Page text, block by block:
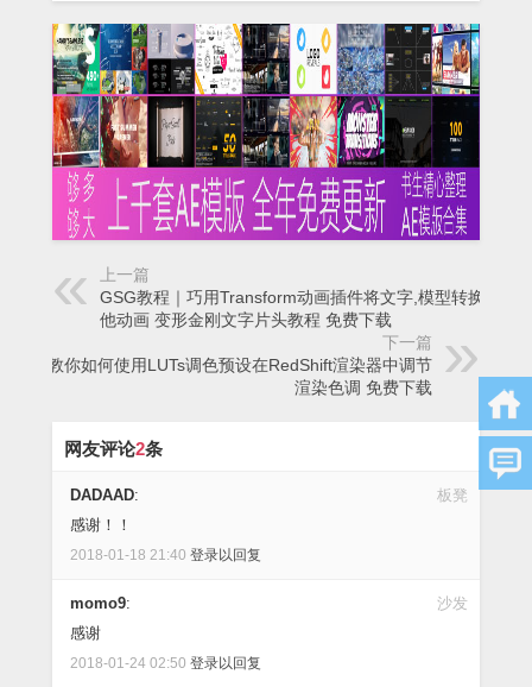
上一篇
GSG教程｜巧用Transform动画插件将文字,模型转换为其
他动画 变形金刚文字片头教程 免费下载
下一篇
GSG教你如何使用LUTs调色预设在RedShift渲染器中调节
渲染色调 免费下载
网友评论2条
板凳
DADAAD:
感谢！！
2018-01-18 21:40 登录以回复
沙发
momo9:
感谢
2018-01-24 02:50 登录以回复